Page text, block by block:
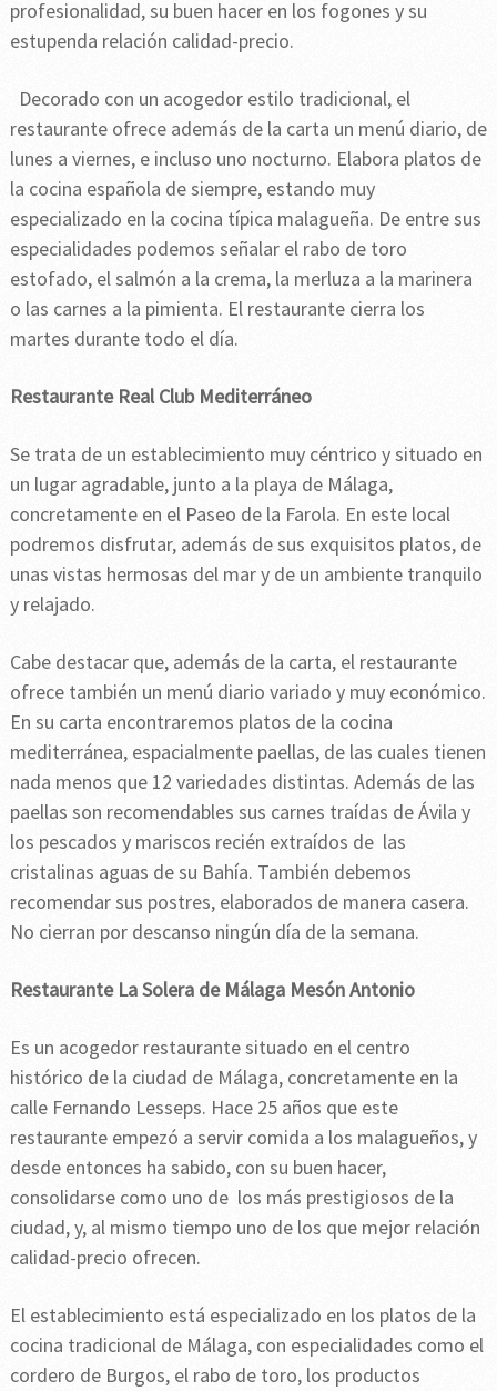
profesionalidad, su buen hacer en los fogones y su
estupenda relación calidad-precio.
Decorado con un acogedor estilo tradicional, el
restaurante ofrece además de la carta un menú diario, de
lunes a viernes, e incluso uno nocturno. Elabora platos de
la cocina española de siempre, estando muy
especializado en la cocina típica malagueña. De entre sus
especialidades podemos señalar el rabo de toro
estofado, el salmón a la crema, la merluza a la marinera
o las carnes a la pimienta. El restaurante cierra los
martes durante todo el día.
Restaurante Real Club Mediterráneo
Se trata de un establecimiento muy céntrico y situado en
un lugar agradable, junto a la playa de Málaga,
concretamente en el Paseo de la Farola. En este local
podremos disfrutar, además de sus exquisitos platos, de
unas vistas hermosas del mar y de un ambiente tranquilo
y relajado.
Cabe destacar que, además de la carta, el restaurante
ofrece también un menú diario variado y muy económico.
En su carta encontraremos platos de la cocina
mediterránea, espacialmente paellas, de las cuales tienen
nada menos que 12 variedades distintas. Además de las
paellas son recomendables sus carnes traídas de Ávila y
los pescados y mariscos recién extraídos de las
cristalinas aguas de su Bahía. También debemos
recomendar sus postres, elaborados de manera casera.
No cierran por descanso ningún día de la semana.
Restaurante La Solera de Málaga Mesón Antonio
Es un acogedor restaurante situado en el centro
histórico de la ciudad de Málaga, concretamente en la
calle Fernando Lesseps. Hace 25 años que este
restaurante empezó a servir comida a los malagueños, y
desde entonces ha sabido, con su buen hacer,
consolidarse como uno de los más prestigiosos de la
ciudad, y, al mismo tiempo uno de los que mejor relación
calidad-precio ofrecen.
El establecimiento está especializado en los platos de la
cocina tradicional de Málaga, con especialidades como el
cordero de Burgos, el rabo de toro, los productos